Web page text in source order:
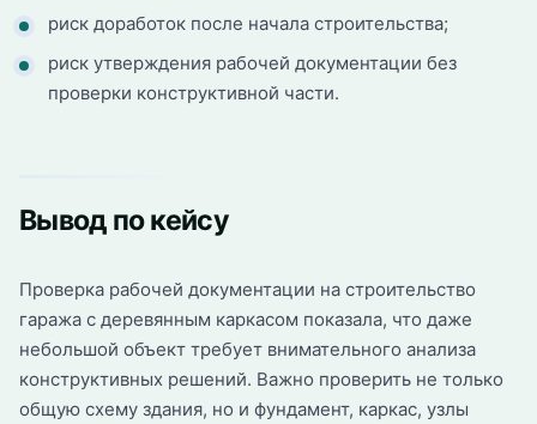
риск доработок после начала строительства;
риск утверждения рабочей документации без
проверки конструктивной части.
Вывод по кейсу
Проверка рабочей документации на строительство
гаража с деревянным каркасом показала, что даже
небольшой объект требует внимательного анализа
конструктивных решений. Важно проверить не только
общую схему здания, но и фундамент, каркас, узлы